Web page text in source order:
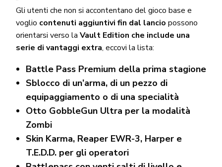
Gli utenti che non si accontentano del gioco base e
voglio contenuti aggiuntivi fin dal lancio possono
orientarsi verso laVault Edition che include una
serie di vantaggi extra, eccovi la lista:
Battle Pass Premium della prima stagione
Sblocco di un’arma, di un pezzo di
equipaggiamento o di una specialità
Otto GobbleGun Ultra per la modalità
Zombi
Skin Karma, Reaper EWR-3, Harper e
T.E.D.D. per gli operatori